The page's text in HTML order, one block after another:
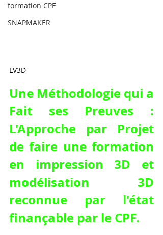
formation CPF
SNAPMAKER
LV3D
Une Méthodologie qui a
Fait ses Preuves :
L'Approche par Projet
de faire une formation
en impression 3D et
modélisation 3D
reconnue par l'état
finançable par le CPF.